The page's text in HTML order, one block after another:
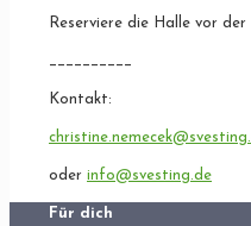
Reserviere die Halle vor
__________
Kontakt:
oder info@svesting.de
Für dich